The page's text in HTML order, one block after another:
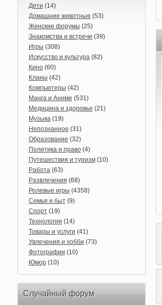
Дети (14)
Домашние животные (53)
Женские форумы (25)
Знакомства и встречи (39)
Игры (308)
Искусство и культура(82)
Кино(60)
Кланы (42)
Компьютеры (42)
Манга и Аниме (531)
Медицина и здоровье (21)
Музыка(19)
Непознанное (31)
Образование (32)
Политика и право(4)
Путешествия и туризм(10)
Работа(63)
Развлечения (68)
Ролевые игры (4358)
Семья и быт(9)
Спорт(19)
Технология (14)
Товары и услуги (41)
Увлечения и хобби (73)
Фотографии (10)
Юмор(10)
Случайный форум